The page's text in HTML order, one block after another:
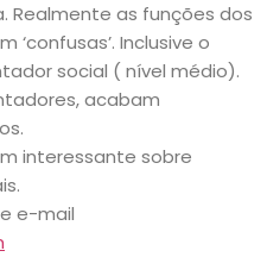
Realmente as funções dos
‘confusas’. Inclusive o
social ( nível médio).
acabam
interessante sobre
e-mail